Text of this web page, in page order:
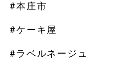
#本庄市
#ケーキ屋
#ラベルネージュ